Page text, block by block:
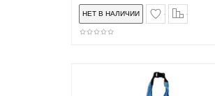
в закладки